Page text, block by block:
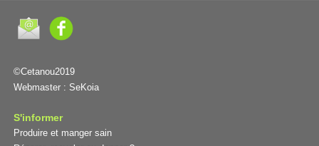
©Cetanou2019
Webmaster : SeKoia
S'informer
Produire et manger sain